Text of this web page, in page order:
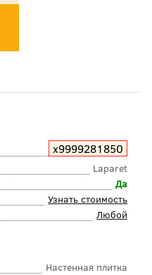
х9999281850
Laparet
Да
Узнать стоимость
Любой
Настенная плитка